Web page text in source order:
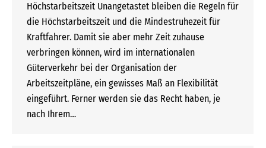
Höchstarbeitszeit Unangetastet bleiben die Regeln für
die Höchstarbeitszeit und die Mindestruhezeit für
Kraftfahrer. Damit sie aber mehr Zeit zuhause
verbringen können, wird im internationalen
Güterverkehr bei der Organisation der
Arbeitszeitpläne, ein gewisses Maß an Flexibilität
eingeführt. Ferner werden sie das Recht haben, je
nach Ihrem…